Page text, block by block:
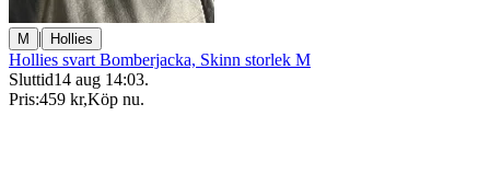
M | Hollies
Hollies svart Bomberjacka, Skinn storlek M
Sluttid14 aug 14:03.
Pris:459 kr,Köp nu.